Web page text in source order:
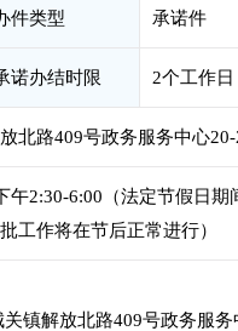
件类型 承诺件
诺办结时限 2个工作日
北路409号政务服务中心20-
午2:30-6:00（法定节假日期
工作将在节后正常进行）
镇解放北路409号政务服务